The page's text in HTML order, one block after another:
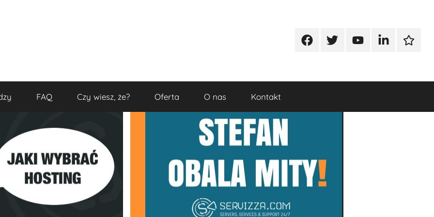
FacebookTwitterYoutubeLinkedinGoogle
FAQ Czy wiesz, że? Oferta O nas Kontakt